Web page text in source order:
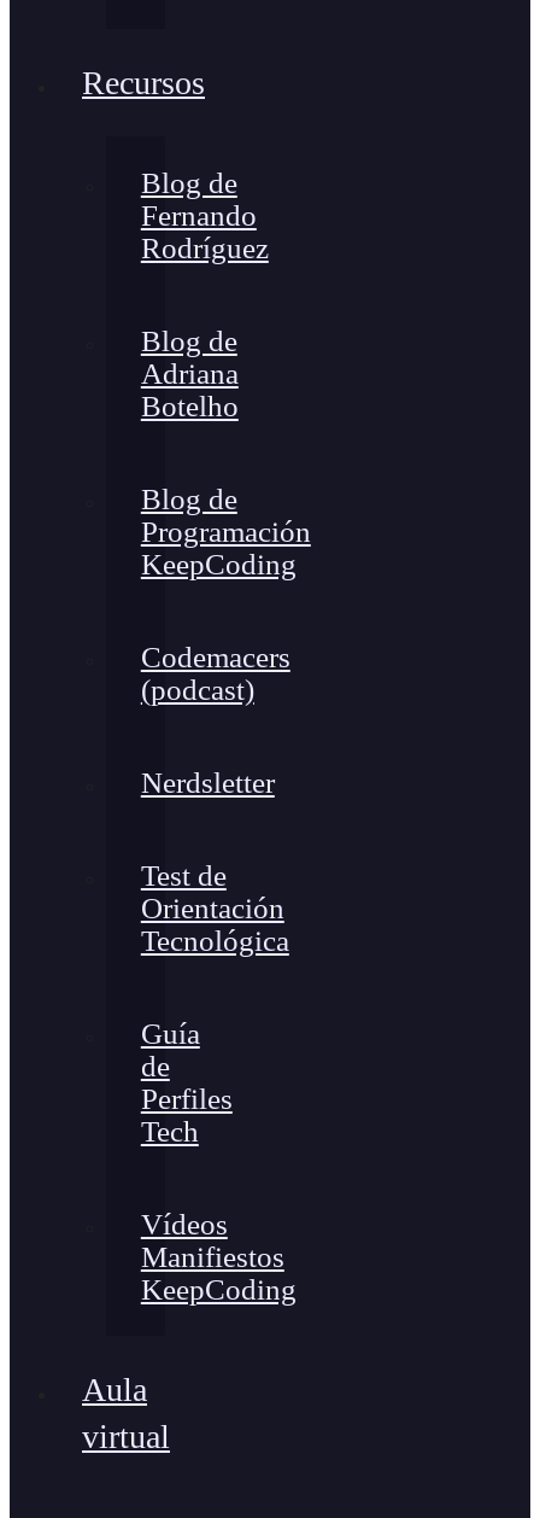
Recursos
Blog de
Fernando
Rodríguez
Blog de
Adriana
Botelho
Blog de
Programación
KeepCoding
Codemacers
(podcast)
Nerdsletter
Test de
Orientación
Tecnológica
Guía
de
Perfiles
Tech
Vídeos
Manifiestos
KeepCoding
Aula
virtual